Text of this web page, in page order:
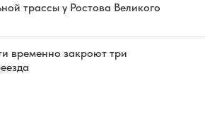
трассы у Ростова Великого
временно закроют три